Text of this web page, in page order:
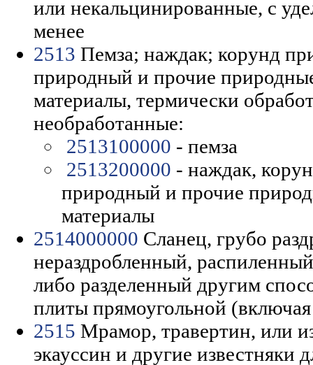
или некальцинированные, с
менее
2513 Пемза; наждак; корунд
природный и прочие
материалы, термически
необработанные:
2513100000 - пемза
2513200000 - наждак,
природный и прочие
материалы
2514000000 Сланец, грубо
нераздробленный,
либо разделенный другим
плиты прямоугольной
2515 Мрамор, травертин, или
экауссин и другие известняки